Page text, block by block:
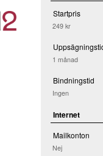
Startpris
249 kr
1 månad
Bindningstid
Ingen
Internet
Mailkonton
Nej